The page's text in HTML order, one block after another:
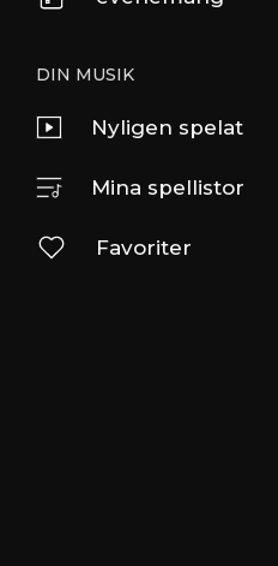
DIN MUSIK
Nyligen spelat
Mina spellistor
Favoriter